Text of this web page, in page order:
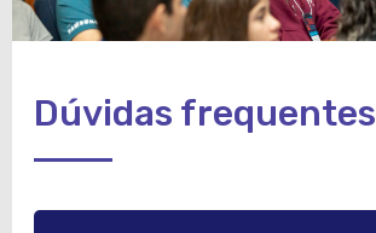
Dúvidas frequentes